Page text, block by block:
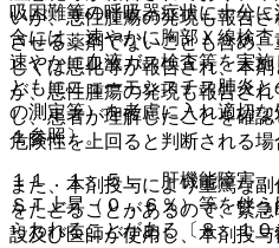
いが、悪性腫瘍の発現も報告
させる薬剤でないことも含め
しくは悪化等が報告され、本
が、悪性腫瘍の発現も報告さ
し、患者が理解したことを確
危険性を上回ると判断される場
また、本剤投与により重篤な
をたどることがあるので、緊
設及び医師が使用し、本剤投
吸困難等の呼吸器症状に十分
合には、速やかに胸部Ｘ線検
速やかに血液ガス検査等を実
ともにニューモシスチス肺炎
の測定等）を考慮に入れ適切
１参照〕。
１１．１．５． 肝機能障害：
ＳＴ上昇（０．６％）等を伴
らわれることがある〔８．１０